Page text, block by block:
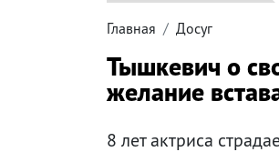
Главная Досуг
Тышкевич о
желание
8 лет актриса